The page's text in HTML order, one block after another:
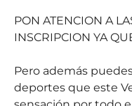
PON ATENCION A
INSCRIPCION YA
Pero además
deportes que este